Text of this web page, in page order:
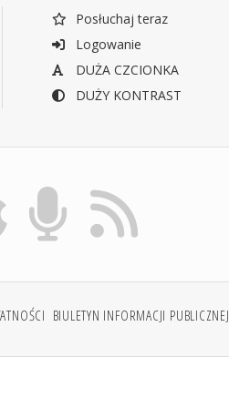
Posłuchaj teraz
Logowanie
DUŻA CZCIONKA
DUŻY KONTRAST
BIULETYN INFORMACJI PUBLICZNEJ